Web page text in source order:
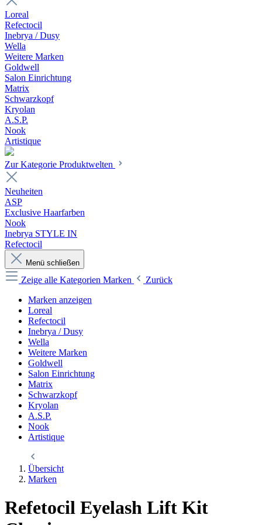
Loreal
Refectocil
Inebrya / Dusy
Wella
Weitere Marken
Goldwell
Salon Einrichtung
Matrix
Schwarzkopf
Kryolan
A.S.P.
Nook
Artistique
Zur Kategorie Produktwelten
Neuheiten
ASP
Exclusive Haarfarben
Nook
Inebrya STYLE IN
Refectocil
Menü schließen
Zeige alle Kategorien Marken
Zurück
Marken anzeigen
Loreal
Refectocil
Inebrya / Dusy
Wella
Weitere Marken
Goldwell
Salon Einrichtung
Matrix
Schwarzkopf
Kryolan
A.S.P.
Nook
Artistique
Übersicht
Marken
Refetocil Eyelash Lift Kit